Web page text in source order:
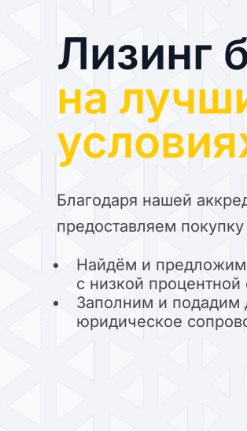
Лизинг
на
Благодаря нашей
предоставляем
Найдём и
с низкой
Заполним и подадим
юридическое